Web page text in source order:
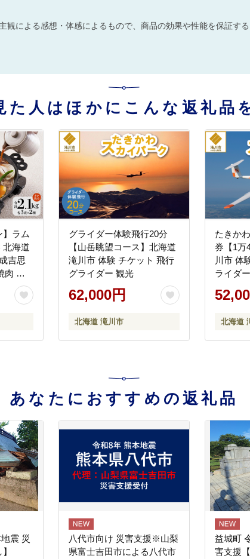
観による感想・体感によるもので、商品の効果や性能を保証する
た人はほかにこんな返礼品
】ラム
北海道
吉思
肉 バ
ン ラ
カン
グライダー体験飛行20分
【山岳眺望コース】北海道
滝川市 体験 チケット 飛行
グライダー 観光
62,000円
北海道 滝川市
たきか
券【1万
川市 体
ライダ
北海道
あなたにおすすめの返礼品
震 災
八代市向け 災害支援※山梨
県富士吉田市による八代市
益城町
害支援